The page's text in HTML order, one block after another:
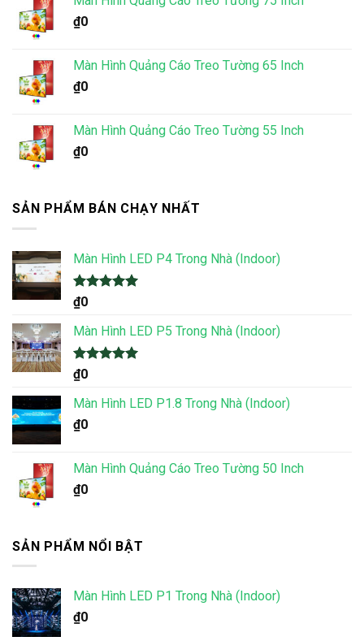
₫0
Màn Hình Quảng Cáo Treo Tường 65 Inch
₫0
Màn Hình Quảng Cáo Treo Tường 55 Inch
₫0
SẢN PHẨM BÁN CHẠY NHẤT
Màn Hình LED P4 Trong Nhà (Indoor)
Được xếp
hạng
5 sao
₫0
Màn Hình LED P5 Trong Nhà (Indoor)
Được xếp
hạng
5 sao
₫0
Màn Hình LED P1.8 Trong Nhà (Indoor)
₫0
Màn Hình Quảng Cáo Treo Tường 50 Inch
₫0
SẢN PHẨM NỔI BẬT
Màn Hình LED P1 Trong Nhà (Indoor)
₫0